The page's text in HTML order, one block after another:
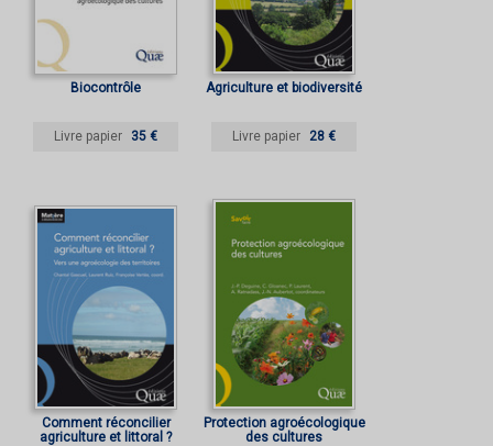
Biocontrôle
Livre papier 35 €
Agriculture et biodiversité
Livre papier 28 €
Comment réconcilier
agriculture et littoral ?
Protection agroécologique
des cultures